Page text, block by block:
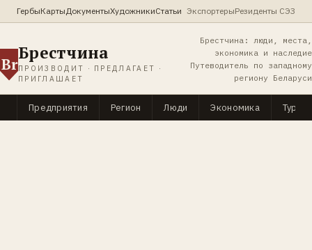
ГербыКартыДокументыХудожникиСтатьи ЭкспортерыРезиденты СЭЗ
Br
Брестчина
ПРОИЗВОДИТ · ПРЕДЛАГАЕТ ·
ПРИГЛАШАЕТ
Брестчина: люди, места,
экономика и наследие
Путеводитель по западному
региону Беларуси
Предприятия Регион Люди Экономика